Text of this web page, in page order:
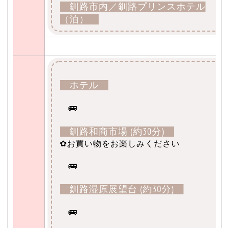
釧路市内／釧路プリンスホテル
（泊）
ホテル
🚌
釧路和商市場 (約30分)
✿お買い物をお楽しみください
🚌
釧路湿原展望台 (約30分)
🚌